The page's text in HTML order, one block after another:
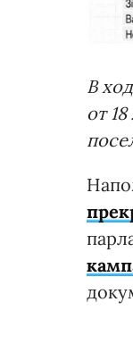
В
от